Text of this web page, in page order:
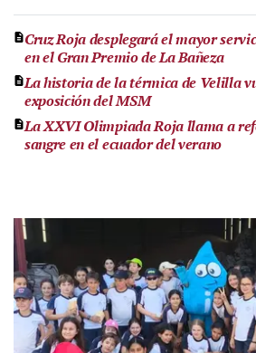
Cruz Roja desplegará el mayor
en el Gran Premio de La Bañeza
La historia de la térmica de Velilla
exposición del MSM
La XXVI Olimpiada Roja llama a
sangre en el ecuador del verano